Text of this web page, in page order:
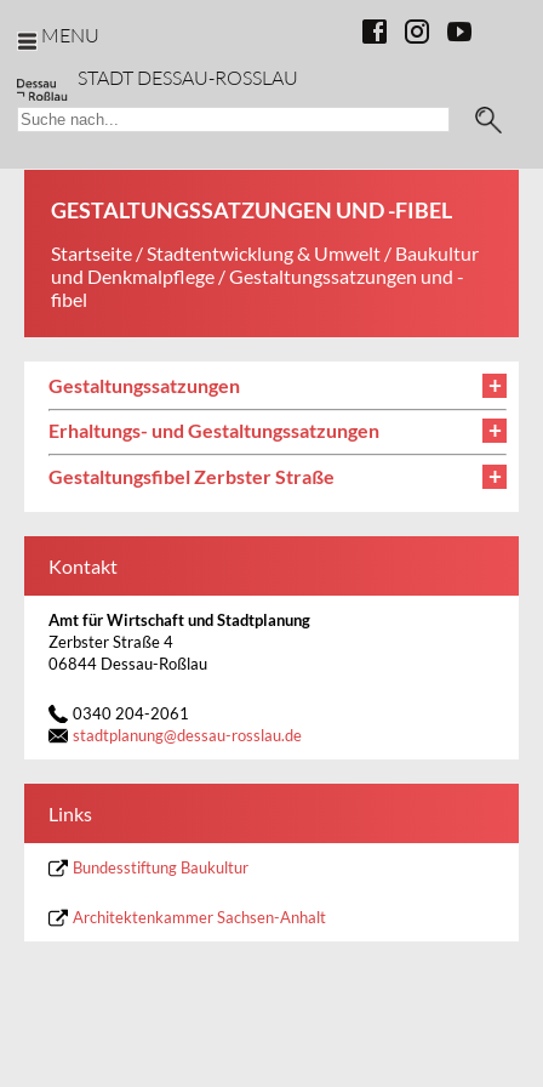
MENU
STADT DESSAU-ROSSLAU
GESTALTUNGSSATZUNGEN UND -FIBEL
Startseite /Stadtentwicklung & Umwelt / Baukultur
und Denkmalpflege / Gestaltungssatzungen und -
fibel
Gestaltungssatzungen
Erhaltungs- und Gestaltungssatzungen
Gestaltungsfibel Zerbster Straße
Kontakt
Amt für Wirtschaft und Stadtplanung
Zerbster Straße 4
06844 Dessau-Roßlau
0340 204-2061
stadtplanung@dessau-rosslau.de
Links
Bundesstiftung Baukultur
Architektenkammer Sachsen-Anhalt